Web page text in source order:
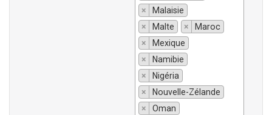
×
Malaisie
×
Malte ×
Maroc
×
Mexique
×
Namibie
×
Nigéria
×
Nouvelle-Zélande
×
Oman